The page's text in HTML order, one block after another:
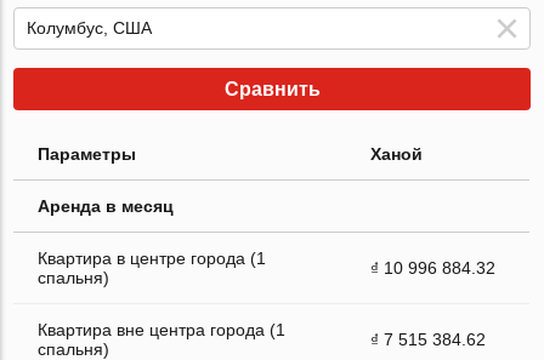
Сравнить
Параметры Ханой
Аренда в месяц
Квартира в центре города (1
спальня)
₫ 10 996 884.32
Квартира вне центра города (1
спальня)
₫ 7 515 384.62